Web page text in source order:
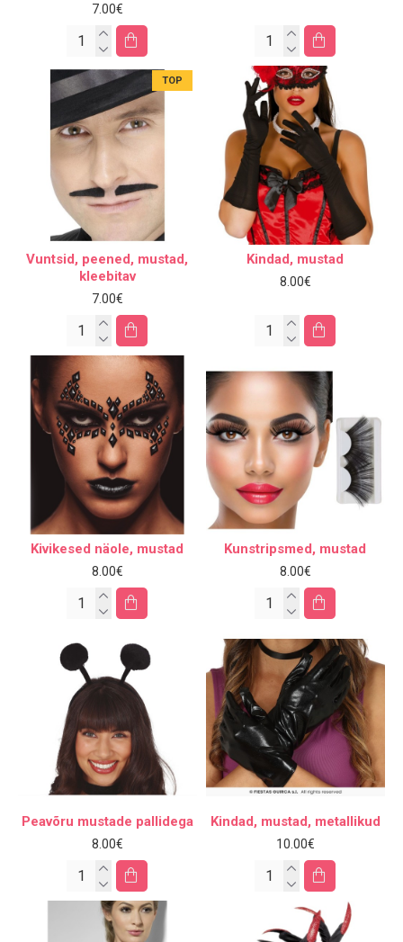
7.00€
TOP
Vuntsid, peened, mustad,
kleebitav
7.00€
Kindad, mustad
8.00€
Kivikesed näole, mustad
8.00€
Kunstripsmed, mustad
8.00€
Peavõru mustade pallidega
8.00€
Kindad, mustad, metallikud
10.00€